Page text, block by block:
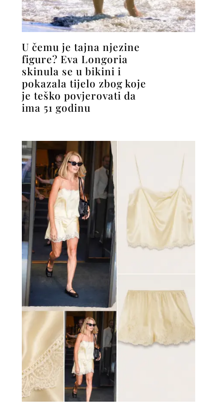
U čemu je tajna njezine
figure? Eva Longoria
skinula se u bikini i
pokazala tijelo zbog koje
je teško povjerovati da
ima 51 godinu